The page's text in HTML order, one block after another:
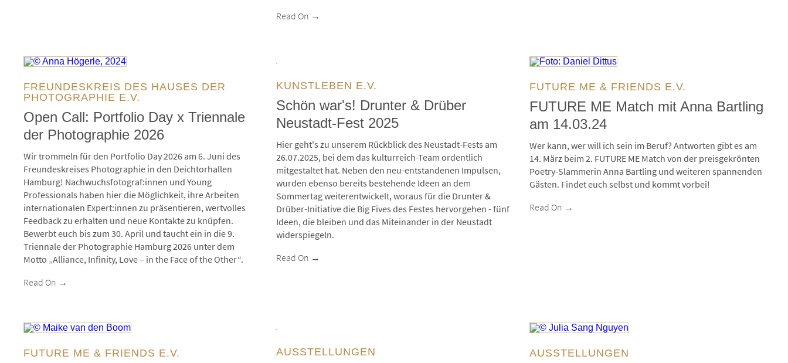
Read On →
FREUNDESKREIS DES HAUSES DER
PHOTOGRAPHIE E.V.
Open Call: Portfolio Day x Triennale
der Photographie 2026
Wir trommeln für den Portfolio Day 2026 am 6. Juni des
Freundeskreises Photographie in den Deichtorhallen
Hamburg! Nachwuchsfotograf:innen und Young
Professionals haben hier die Möglichkeit, ihre Arbeiten
internationalen Expert:innen zu präsentieren, wertvolles
Feedback zu erhalten und neue Kontakte zu knüpfen.
Bewerbt euch bis zum 30. April und taucht ein in die 9.
Triennale der Photographie Hamburg 2026 unter dem
Motto „Alliance, Infinity, Love – in the Face of the Other“.
Read On →
KUNSTLEBEN E.V.
Schön war's! Drunter & Drüber
Neustadt-Fest 2025
Hier geht's zu unserem Rückblick des Neustadt-Fests am
26.07.2025, bei dem das kulturreich-Team ordentlich
mitgestaltet hat. Neben den neu-entstandenen Impulsen,
wurden ebenso bereits bestehende Ideen an dem
Sommertag weiterentwickelt, woraus für die Drunter &
Drüber-Initiative die Big Fives des Festes hervorgehen - fünf
Ideen, die bleiben und das Miteinander in der Neustadt
widerspiegeln.
Read On →
FUTURE ME & FRIENDS E.V.
FUTURE ME Match mit Anna Bartling
am 14.03.24
Wer kann, wer will ich sein im Beruf? Antworten gibt es am
14. März beim 2. FUTURE ME Match von der preisgekrönten
Poetry-Slammerin Anna Bartling und weiteren spannenden
Gästen. Findet euch selbst und kommt vorbei!
Read On →
FUTURE ME & FRIENDS E.V. AUSSTELLUNGEN AUSSTELLUNGEN